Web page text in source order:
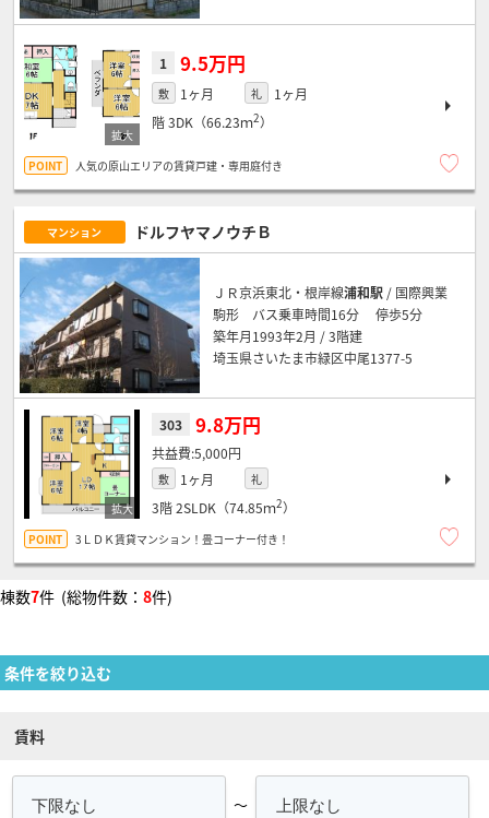
1 9.5万円
敷 1ヶ月 礼
1ヶ月
階3DK（66.23ｍ2）
人気の原山エリアの賃貸戸建・専用庭付き
マンション ドルフヤマノウチＢ
ＪＲ京浜東北・根岸線浦和駅 / 国際興業
駒形 バス乗車時間16分 停歩5分
築年月1993年2月 / 3階建
埼玉県さいたま市緑区中尾1377-5
303 9.8万円
5,000円
敷 1ヶ月 礼
3階2SLDK（74.85ｍ2）
3ＬＤＫ賃貸マンション！畳コーナー付き！
棟数7件 (総物件数： 8件)
条件を絞り込む
賃料
～